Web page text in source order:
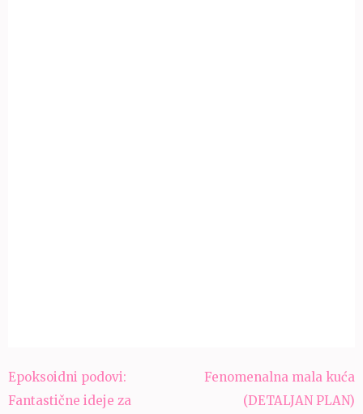
Navigacija
članaka
Epoksoidni podovi:
Fantastične ideje za
Fenomenalna mala kuća
(DETALJAN PLAN)